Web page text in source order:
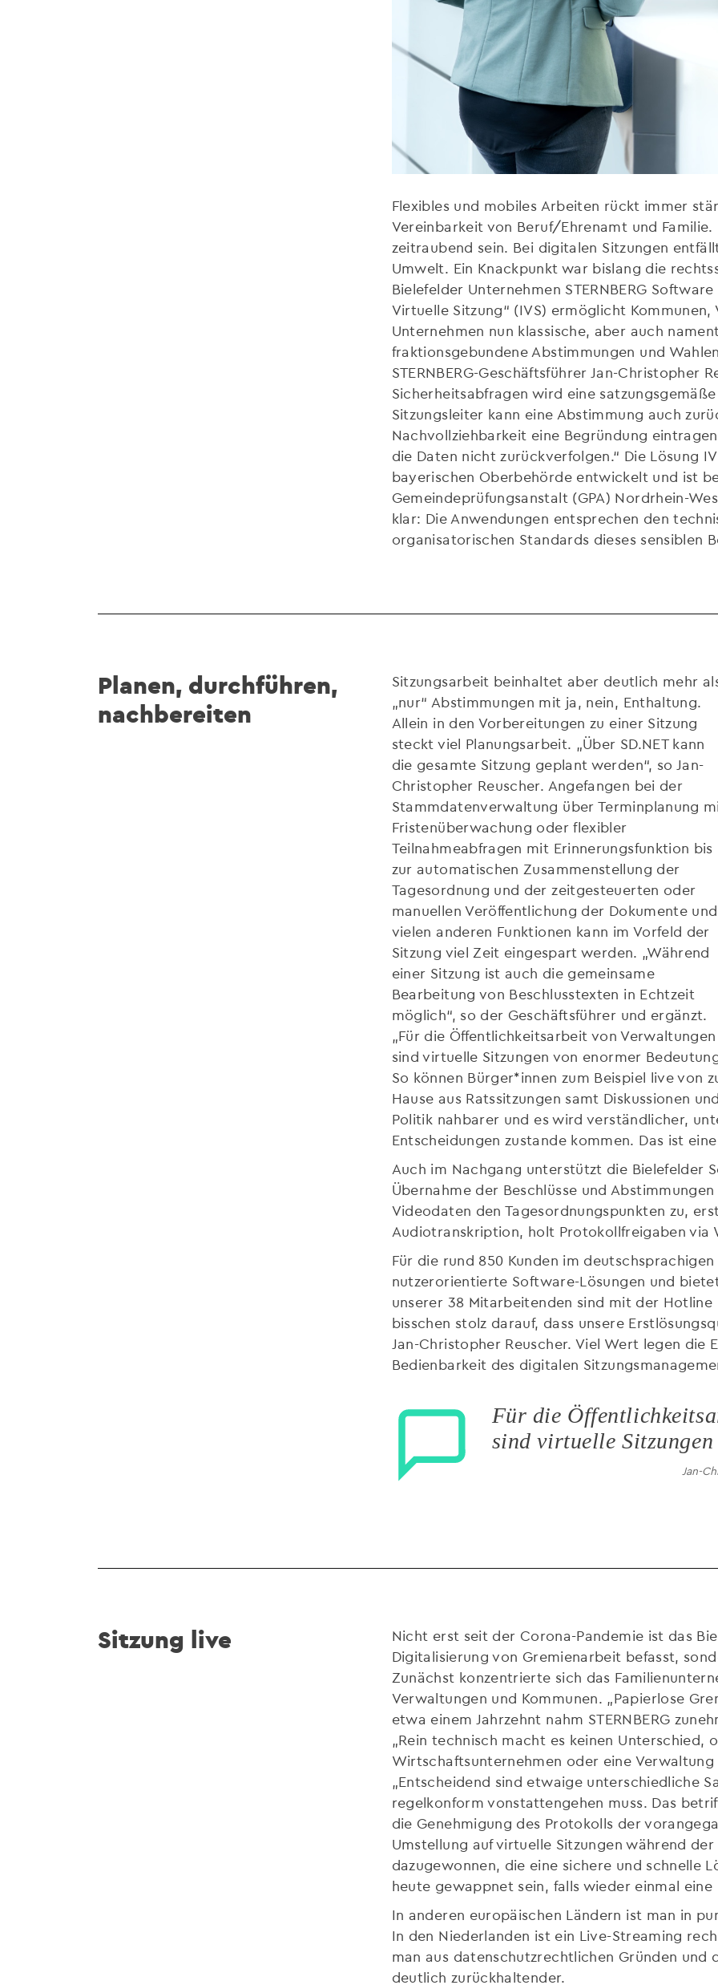
Flexibles und mobiles Arbeiten rückt immer
Vereinbarkeit von Beruf/Ehrenamt und Familie.
zeitraubend sein. Bei digitalen Sitzungen
Umwelt. Ein Knackpunkt war bislang die
Bielefelder Unternehmen STERNBERG
Virtuelle Sitzung“ (IVS) ermöglicht
Unternehmen nun klassische, aber auch
fraktionsgebundene Abstimmungen und
STERNBERG-Geschäftsführer Jan-Christopher
Sicherheitsabfragen wird eine
Sitzungsleiter kann eine Abstimmung auch
Nachvollziehbarkeit eine Begründung
die Daten nicht zurückverfolgen.“ Die Lösung
bayerischen Oberbehörde entwickelt und ist
Gemeindeprüfungsanstalt (GPA) Nordrhein-
klar: Die Anwendungen entsprechen den
organisatorischen Standards dieses sensiblen
Planen, durchführen,
nachbereiten
Sitzungsarbeit beinhaltet aber deutlich mehr
„nur“ Abstimmungen mit ja, nein, Enthaltung.
Allein in den Vorbereitungen zu einer Sitzung
steckt viel Planungsarbeit. „Über SD.NET kann
die gesamte Sitzung geplant werden“, so Jan-
Christopher Reuscher. Angefangen bei der
Stammdatenverwaltung über Terminplanung
Fristenüberwachung oder flexibler
Teilnahmeabfragen mit Erinnerungsfunktion bis
zur automatischen Zusammenstellung der
Tagesordnung und der zeitgesteuerten oder
manuellen Veröffentlichung der Dokumente und
vielen anderen Funktionen kann im Vorfeld der
Sitzung viel Zeit eingespart werden. „Während
einer Sitzung ist auch die gemeinsame
Bearbeitung von Beschlusstexten in Echtzeit
möglich“, so der Geschäftsführer und ergänzt.
„Für die Öffentlichkeitsarbeit von Verwaltungen
sind virtuelle Sitzungen von enormer
So können Bürger*innen zum Beispiel live von
Hause aus Ratssitzungen samt Diskussionen
Politik nahbarer und es wird verständlicher,
Entscheidungen zustande kommen. Das ist
Auch im Nachgang unterstützt die Bielefelder
Übernahme der Beschlüsse und
Videodaten den Tagesordnungspunkten zu,
Audiotranskription, holt Protokollfreigaben via
Für die rund 850 Kunden im deutschsprachigen
nutzerorientierte Software-Lösungen und
unserer 38 Mitarbeitenden sind mit der
bisschen stolz darauf, dass unsere
Jan-Christopher Reuscher. Viel Wert legen
Bedienbarkeit des digitalen
Für die
sind virtuelle
Jan-
Sitzung live
Nicht erst seit der Corona-Pandemie ist das
Digitalisierung von Gremienarbeit befasst,
Zunächst konzentrierte sich das
Verwaltungen und Kommunen. „Papierlose
etwa einem Jahrzehnt nahm STERNBERG
„Rein technisch macht es keinen Unterschied,
Wirtschaftsunternehmen oder eine
„Entscheidend sind etwaige unterschiedliche
regelkonform vonstattengehen muss. Das
die Genehmigung des Protokolls der
Umstellung auf virtuelle Sitzungen während
dazugewonnen, die eine sichere und schnelle
heute gewappnet sein, falls wieder einmal
In anderen europäischen Ländern ist man in
In den Niederlanden ist ein Live-Streaming
man aus datenschutzrechtlichen Gründen und
deutlich zurückhaltender.